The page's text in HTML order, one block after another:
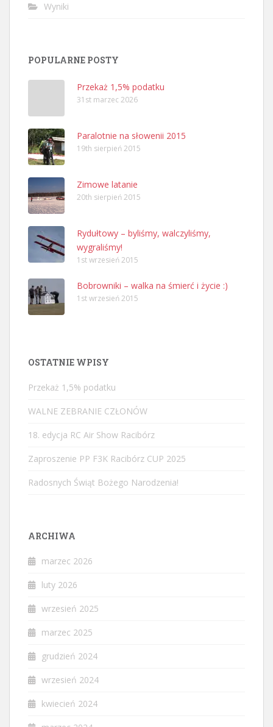
Wyniki
POPULARNE POSTY
Przekaż 1,5% podatku
31st marzec 2026
Paralotnie na słowenii 2015
19th sierpień 2015
Zimowe latanie
20th sierpień 2015
Rydułtowy – byliśmy, walczyliśmy,
wygraliśmy!
1st wrzesień 2015
Bobrowniki – walka na śmierć i życie :)
1st wrzesień 2015
OSTATNIE WPISY
Przekaż 1,5% podatku
WALNE ZEBRANIE CZŁONÓW
18. edycja RC Air Show Racibórz
Zaproszenie PP F3K Racibórz CUP 2025
Radosnych Świąt Bożego Narodzenia!
ARCHIWA
marzec 2026
luty 2026
wrzesień 2025
marzec 2025
grudzień 2024
wrzesień 2024
kwiecień 2024